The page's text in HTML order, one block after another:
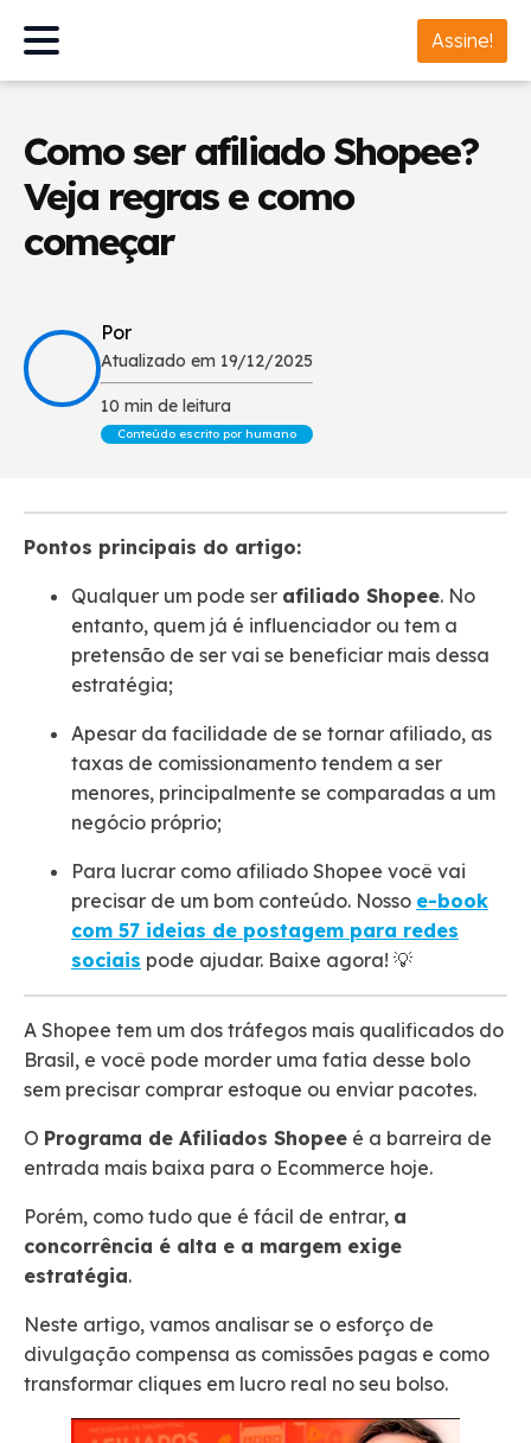
Assine!
Como ser afiliado Shopee?
Veja regras e como
começar
Por
Atualizado em 19/12/2025
10 min de leitura
Conteúdo escrito por humano
Pontos principais do artigo:
Qualquer um pode ser afiliado Shopee. No
entanto, quem já é influenciador ou tem a
pretensão de ser vai se beneficiar mais dessa
estratégia;
Apesar da facilidade de se tornar afiliado, as
taxas de comissionamento tendem a ser
menores, principalmente se comparadas a um
negócio próprio;
Para lucrar como afiliado Shopee você vai
precisar de um bom conteúdo. Nosso e-book
com 57 ideias de postagem para redes
sociais pode ajudar. Baixe agora! 💡
A Shopee tem um dos tráfegos mais qualificados do
Brasil, e você pode morder uma fatia desse bolo
sem precisar comprar estoque ou enviar pacotes.
O Programa de Afiliados Shopee é a barreira de
entrada mais baixa para o Ecommerce hoje.
Porém, como tudo que é fácil de entrar, a
concorrência é alta e a margem exige
estratégia.
Neste artigo, vamos analisar se o esforço de
divulgação compensa as comissões pagas e como
transformar cliques em lucro real no seu bolso.